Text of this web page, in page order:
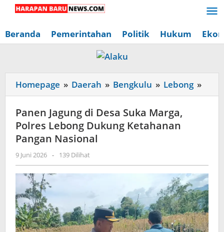
Lewati
konten
Beranda Pemerintahan Politik Hukum
Homepage » Daerah » Bengkulu » Lebong »
Panen Jagung di Desa Suka Marga,
Polres Lebong Dukung Ketahanan
Pangan Nasional
9 Juni 2026 oleh
Redaksi
Harapan
- 139 Dilihat